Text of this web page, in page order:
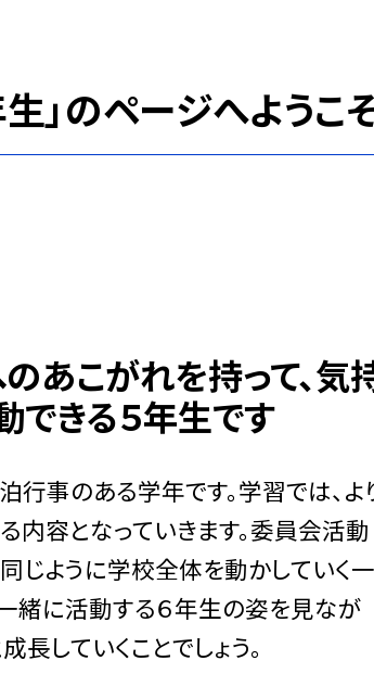
」のページへようこ
あこがれを持って、気
できる５年生です
行事のある学年です。学習では、よ
内容となっていきます。委員会活動
じように学校全体を動かしていく一
緒に活動する６年生の姿を見なが
長していくことでしょう。